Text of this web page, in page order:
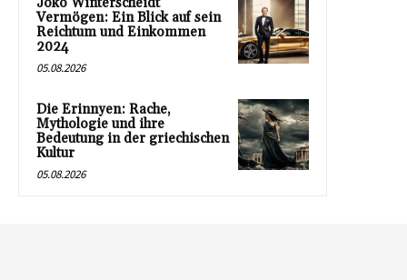
Vermögen: Ein Blick auf sein
Reichtum und Einkommen
2024
05.08.2026
Die Erinnyen: Rache,
Mythologie und ihre
Bedeutung in der griechischen
Kultur
05.08.2026